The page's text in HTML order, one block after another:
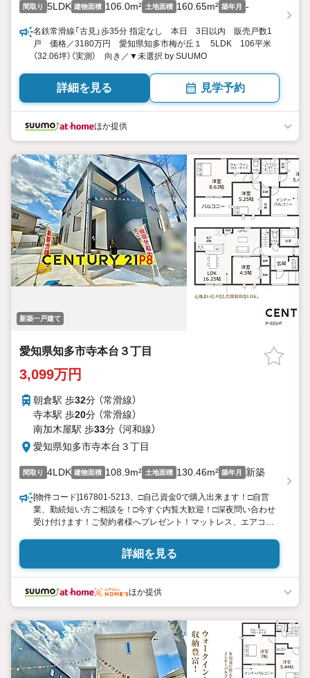
間取り 5LDK 建物面積 106.0m² 土地面積 160.65m² 築年月 -
名鉄常滑線「古見」歩35分 指定なし 本日 3日以内 販売戸数1
戸 価格／3180万円 愛知県知多市梅が丘１ 5LDK 106平米
（32.06坪）（実測） 向き／▼未選択 by SUUMO
詳細を見る 見学予約
ほか提供
新築一戸建て
愛知県知多市寺本台３丁目
3,099万円
朝倉駅 歩32分 （常滑線）
寺本駅 歩20分 （常滑線）
南加木屋駅 歩33分 （河和線）
愛知県知多市寺本台３丁目
間取り 4LDK 建物面積 108.9m² 土地面積 130.46m² 築年月 新築
[物件コード]167801-5213、□自己資金0で購入出来ます！□自営
業、勤続短い方ご相談を！□今すぐ内覧大歓迎！□深夜問い合わせ
受け付けます！ご契約者様へプレゼント！マットレス、エアコ
す。(景品法規約上限内商品）プレゼント情報見ましたとお伝え下
詳細を見る
ほか提供